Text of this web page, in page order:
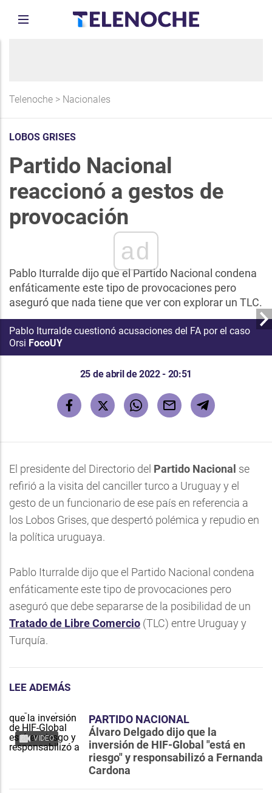
Telenoche > Nacionales
LOBOS GRISES
Partido Nacional
reaccionó a gestos de
provocación
ad
Pablo Iturralde dijo que el Partido Nacional condena
enfáticamente este tipo de provocaciones pero
aseguró que nada tiene que ver con explorar un TLC.
Pablo Iturralde cuestionó acusaciones del FA por el caso
Orsi FocoUY
25 de abril de 2022 - 20:51
El presidente del Directorio del Partido Nacional se
refirió a la visita del canciller turco a Uruguay y el
gesto de un funcionario de ese país en referencia a
los Lobos Grises, que despertó polémica y repudio en
la política uruguaya.
Pablo Iturralde dijo que el Partido Nacional condena
enfáticamente este tipo de provocaciones pero
aseguró que debe separarse de la posibilidad de un
Tratado de Libre Comercio (TLC) entre Uruguay y
Turquía.
LEE ADEMÁS
VIDEO
PARTIDO NACIONAL
Álvaro Delgado dijo que la
inversión de HIF-Global "está en
riesgo" y responsabilizó a Fernanda
Cardona